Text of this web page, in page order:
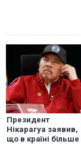
Президент
Нікарагуа заявив,
що в країні більше